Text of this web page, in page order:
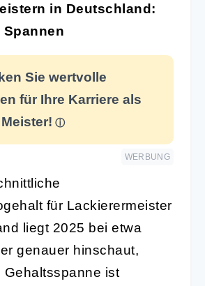
in Deutschland:
Sie wertvolle
für Ihre Karriere als
WERBUNG
für Lackierermeister
liegt 2025 bei etwa
genauer hinschaut,
Gehaltsspanne ist